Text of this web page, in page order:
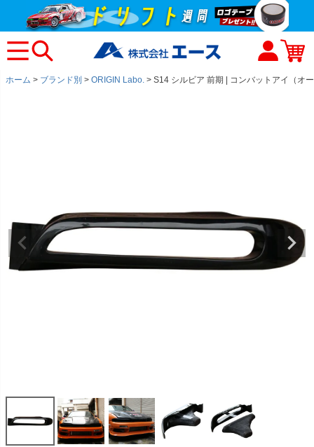
ホーム ブランド別 ORIGIN Labo. S14 シルビア 前期 | コンバットアイ（オ